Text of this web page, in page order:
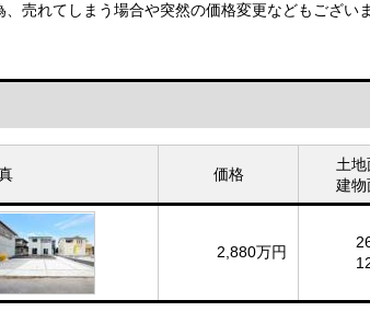
売れてしまう場合や突然の価格変更などもござい
価格
土
建物
2,880万円